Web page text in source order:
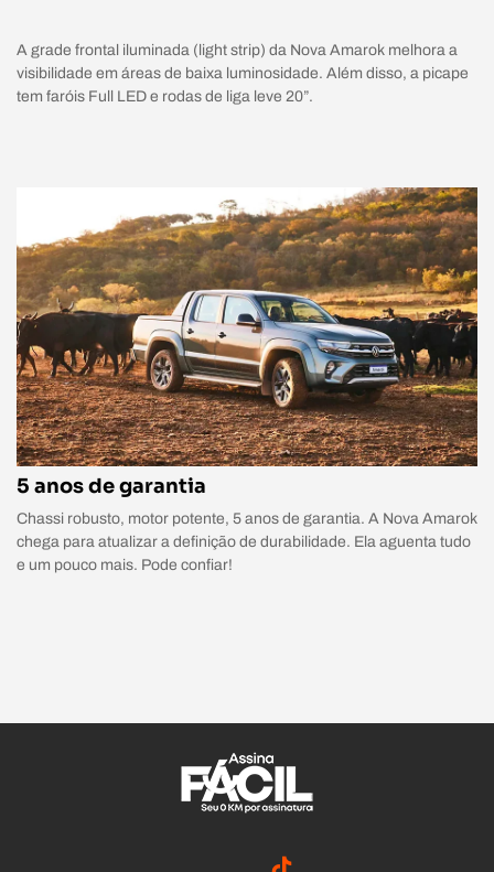
A grade frontal iluminada (light strip) da Nova Amarok melhora a
visibilidade em áreas de baixa luminosidade. Além disso, a picape
tem faróis Full LED e rodas de liga leve 20”.
5 anos de garantia
Chassi robusto, motor potente, 5 anos de garantia. A Nova Amarok
chega para atualizar a definição de durabilidade. Ela aguenta tudo
e um pouco mais. Pode confiar!